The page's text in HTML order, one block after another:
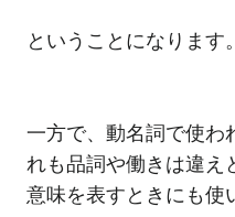
ということになります。
一方で、動名詞で使わ
れも品詞や働きは違え
意味を表すときにも使